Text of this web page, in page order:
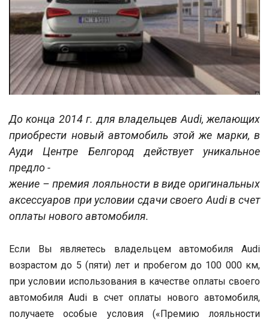
До конца 2014 г. для владельцев Audi, желающих
приобрести новый автомобиль этой же марки, в
Ауди Центре Белгород действует уникальное
предло -
жение – премия лояльности в виде оригинальных
аксессуаров при условии сдачи своего Audi в счет
оплаты нового автомобиля.
Если Вы являетесь владельцем автомобиля Audi
возрастом до 5 (пяти) лет и пробегом до 100 000 км,
при условии использования в качестве оплаты своего
автомобиля Audi в счет оплаты нового автомобиля,
получаете особые условия («Премию лояльности